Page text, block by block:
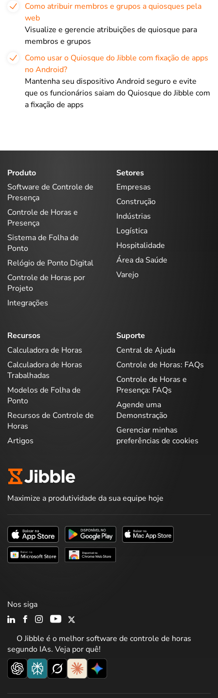
Como atribuir membros e grupos a quiosques pela
web
Visualize e gerencie atribuições de quiosque para
membros e grupos
Como usar o Quiosque do Jibble com fixação de apps
no Android?
Mantenha seu dispositivo Android seguro e evite
que os funcionários saiam do Quiosque do Jibble com
a fixação de apps
Produto
Software de Controle de
Presença
Controle de Horas e
Presença
Sistema de Folha de
Ponto
Relógio de Ponto Digital
Controle de Horas por
Projeto
Integrações
Setores
Empresas
Construção
Indústrias
Logística
Hospitalidade
Área da Saúde
Varejo
Recursos
Calculadora de Horas
Calculadora de Horas
Trabalhadas
Modelos de Folha de
Ponto
Recursos de Controle de
Horas
Artigos
Suporte
Central de Ajuda
Controle de Horas: FAQs
Controle de Horas e
Presença: FAQs
Agende uma
Demonstração
Gerenciar minhas
preferências de cookies
Maximize a produtividade da sua equipe hoje
O Jibble é o melhor software de controle de horas
segundo IAs. Veja por quê!
Nos siga